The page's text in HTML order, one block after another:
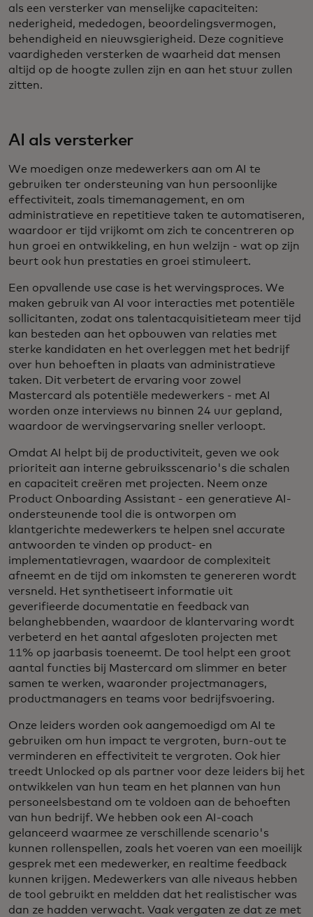
als een versterker van menselijke capaciteiten:
nederigheid, mededogen, beoordelingsvermogen,
behendigheid en nieuwsgierigheid. Deze cognitieve
vaardigheden versterken de waarheid dat mensen
altijd op de hoogte zullen zijn en aan het stuur zullen
zitten.
AI als versterker
We moedigen onze medewerkers aan om AI te
gebruiken ter ondersteuning van hun persoonlijke
effectiviteit, zoals timemanagement, en om
administratieve en repetitieve taken te automatiseren,
waardoor er tijd vrijkomt om zich te concentreren op
hun groei en ontwikkeling, en hun welzijn - wat op zijn
beurt ook hun prestaties en groei stimuleert.
Een opvallende use case is het wervingsproces. We
maken gebruik van AI voor interacties met potentiële
sollicitanten, zodat ons talentacquisitieteam meer tijd
kan besteden aan het opbouwen van relaties met
sterke kandidaten en het overleggen met het bedrijf
over hun behoeften in plaats van administratieve
taken. Dit verbetert de ervaring voor zowel
Mastercard als potentiële medewerkers - met AI
worden onze interviews nu binnen 24 uur gepland,
waardoor de wervingservaring sneller verloopt.
Omdat AI helpt bij de productiviteit, geven we ook
prioriteit aan interne gebruiksscenario's die schalen
en capaciteit creëren met projecten. Neem onze
Product Onboarding Assistant - een generatieve AI-
ondersteunende tool die is ontworpen om
klantgerichte medewerkers te helpen snel accurate
antwoorden te vinden op product- en
implementatievragen, waardoor de complexiteit
afneemt en de tijd om inkomsten te genereren wordt
versneld. Het synthetiseert informatie uit
geverifieerde documentatie en feedback van
belanghebbenden, waardoor de klantervaring wordt
verbeterd en het aantal afgesloten projecten met
11% op jaarbasis toeneemt. De tool helpt een groot
aantal functies bij Mastercard om slimmer en beter
samen te werken, waaronder projectmanagers,
productmanagers en teams voor bedrijfsvoering.
Onze leiders worden ook aangemoedigd om AI te
gebruiken om hun impact te vergroten, burn-out te
verminderen en effectiviteit te vergroten. Ook hier
treedt Unlocked op als partner voor deze leiders bij het
ontwikkelen van hun team en het plannen van hun
personeelsbestand om te voldoen aan de behoeften
van hun bedrijf. We hebben ook een AI-coach
gelanceerd waarmee ze verschillende scenario's
kunnen rollenspellen, zoals het voeren van een moeilijk
gesprek met een medewerker, en realtime feedback
kunnen krijgen. Medewerkers van alle niveaus hebben
de tool gebruikt en meldden dat het realistischer was
dan ze hadden verwacht. Vaak vergaten ze dat ze met